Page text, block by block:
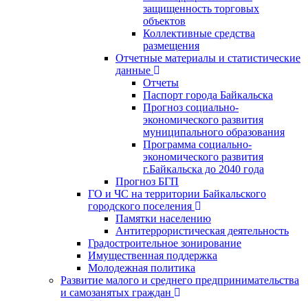
защищенность торговых
объектов
Коллективные средства
размещения
Отчетные материалы и статистические
данные
Отчеты
Паспорт города Байкальска
Прогноз социально-
экономического развития
муниципального образования
Программа социально-
экономического развития
г.Байкальска до 2040 года
Прогноз БГП
ГО и ЧС на территории Байкальского
городского поселения
Памятки населению
Антитеррористическая деятельность
Градостроительное зонирование
Имущественная поддержка
Молодежная политика
Развитие малого и среднего предпринимательства
и самозанятых граждан